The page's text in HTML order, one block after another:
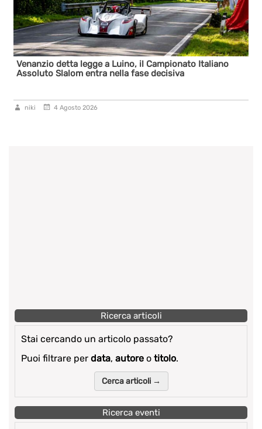
detta legge a Luino, il Campionato Italiano
Slalom entra nella fase decisiva
niki 4 Agosto 2026
Ricerca articoli
Stai cercando un articolo passato?
Puoi filtrare per data, autore o titolo.
Cerca articoli →
Ricerca eventi